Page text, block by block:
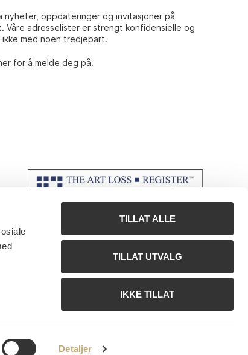
Detaljer
TILLAT ALLE
TILLAT UTVALG
IKKE TILLAT
nyheter, oppdateringer og invitasjoner på
Våre adresselister er strengt konfidensielle og
ikke med noen tredjepart.
for å melde deg på.